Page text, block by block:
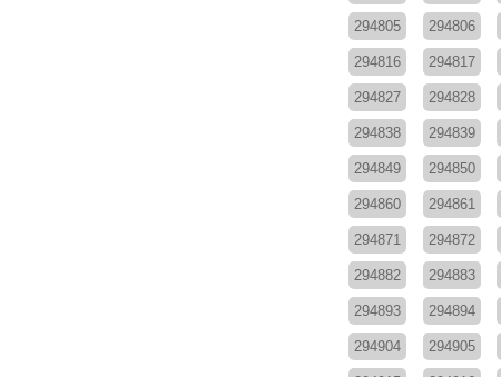
294805 294806
294816 294817
294827 294828
294838 294839
294849 294850
294860 294861
294871 294872
294882 294883
294893 294894
294904 294905